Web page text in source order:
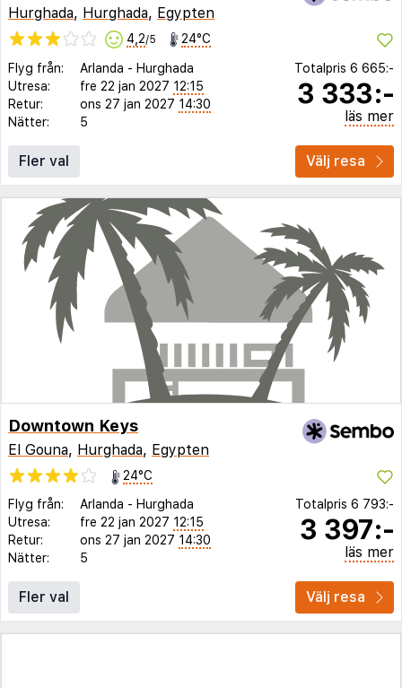
Hurghada, Hurghada, Egypten
4,2/5 24°C
Flyg från: Arlanda - Hurghada
Utresa:
fre 22 jan 2027 12:15
Retur:
ons 27 jan 2027 14:30
Nätter:
5
Totalpris 6 665:-
3 333:-
läs mer
Fler val Välj resa
Downtown Keys
El Gouna, Hurghada, Egypten
24°C
Flyg från:
Arlanda - Hurghada
Utresa:
fre 22 jan 2027 12:15
Retur:
ons 27 jan 2027 14:30
Nätter:
5
Totalpris 6 793:-
3 397:-
läs mer
Fler val Välj resa